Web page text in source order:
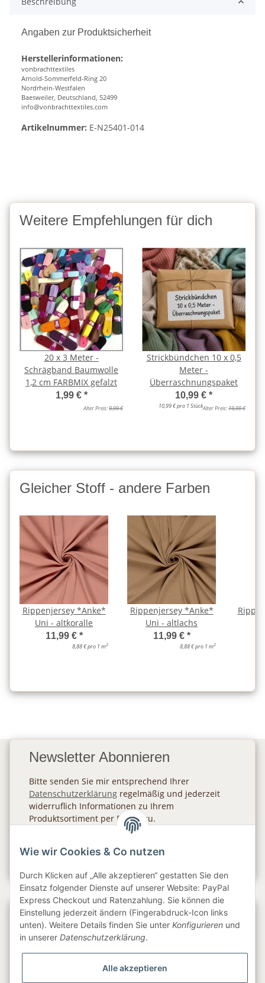
Angaben zur Produktsicherheit
Herstellerinformationen:
vonbrachttextiles
Arnold-Sommerfeld-Ring 20
Nordrhein-Westfalen
Baesweiler, Deutschland, 52499
info@vonbrachttextiles.com
Artikelnummer: E-N25401-014
Weitere Empfehlungen für dich
20 x 3 Meter -
Schrägband Baumwolle
1,2 cm FARBMIX gefalzt
1,99 € *
Alter Preis:9,99 €
Strickbündchen 10 x 0,5
Meter -
Überraschnungspaket
10,99 € *
10,99 € pro 1 StückAlter Preis:19,99 €
Gleicher Stoff - andere Farben
Rippenjersey *Anke*
Uni - altkoralle
11,99 € *
8,88 € pro 1 m2
Rippenjersey *Anke*
Uni - altlachs
11,99 € *
8,88 € pro 1 m2
Newsletter Abonnieren
Bitte senden Sie mir entsprechend Ihrer
Datenschutzerklärung regelmäßig und jederzeit
widerruflich Informationen zu Ihrem
Produktsortiment per E-Mail zu.
Gesetzliche Informationen
Wie wir Cookies & Co nutzen
Durch Klicken auf „Alle akzeptieren“ gestatten Sie den
Einsatz folgender Dienste auf unserer Website: PayPal
Express Checkout und Ratenzahlung. Sie können die
Einstellung jederzeit ändern (Fingerabdruck-Icon links
unten). Weitere Details finden Sie unter Konfigurieren und
in unserer Datenschutzerklärung.
Alle akzeptieren